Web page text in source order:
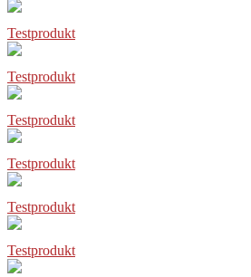
Testprodukt
Testprodukt
Testprodukt
Testprodukt
Testprodukt
Testprodukt